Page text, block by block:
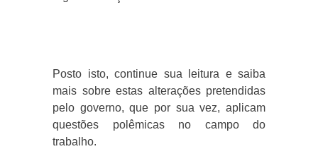
Posto isto, continue sua leitura e saiba
mais sobre estas alterações pretendidas
pelo governo, que por sua vez, aplicam
questões polêmicas no campo do
trabalho.